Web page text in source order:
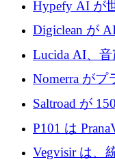
Hypefy AI が
ンペーンを自
720 万ドルを
Digiclean が
めに 250 万
Lucida AI、
ドラウンドを
Nomerra が
動化するため
Saltroad が
フォーム
法を拡大
P101 は
のファンド
Vegvisir は、